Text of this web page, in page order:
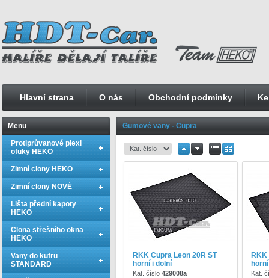
Gumové vany - Cupra
RKK Cupra Leon 20R ST
horní i dolní
Kat. číslo 429008a Kat.
Menu
Protiprůvanové plexi
ofuky HEKO
Zimní clony HEKO
Zimní clony NOVÉ
Lišta přední kapoty
HEKO
Clona střešního okna
HEKO
Vany do kufru
STANDARD
Hlavní strana O nás Obchodní podmínky